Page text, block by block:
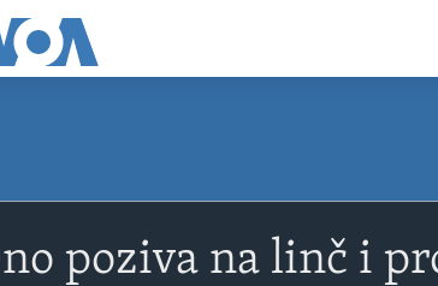
poziva na linč i